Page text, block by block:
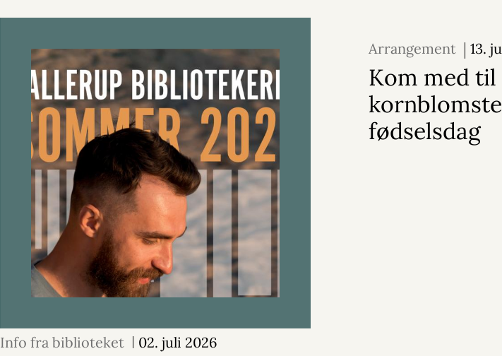
Info fra biblioteket 02. juli 2026
Arrangement
13.
2026
Kom med til
fødselsdag